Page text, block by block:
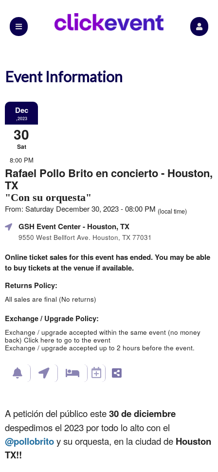
Event Information
Dec
,2023
30
Sat
8:00 PM
Rafael Pollo Brito en concierto - Houston,
TX
"Con su orquesta"
From: Saturday December 30, 2023 - 08:00 PM (local time)
GSH Event Center- Houston, TX
9550 West Bellfort Ave. Houston, TX 77031
Online ticket sales for this event has ended. You may be able
to buy tickets at the venue if available.
Returns Policy:
All sales are final (No returns)
Exchange / Upgrade Policy:
Exchange / upgrade accepted within the same event (no money
back) Click here to go to the event
Exchange / upgrade accepted up to 2 hours before the event.
A petición del público este30 de diciembre
despedimos el 2023 por todo lo alto con el
@pollobritoy su orquesta, en la ciudad de Houston
TX!!